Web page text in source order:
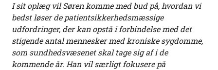
I sit oplæg vil Søren komme med bud på, hvordan vi
bedst løser de patientsikkerhedsmæssige
udfordringer, der kan opstå i forbindelse med det
stigende antal mennesker med kroniske sygdomme,
som sundhedsvæsenet skal tage sig af i de
kommende år. Han vil særligt fokusere på